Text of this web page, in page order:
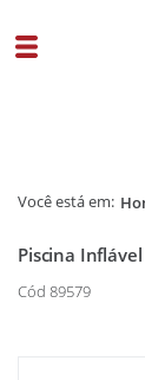
Piscina
Cód 89579